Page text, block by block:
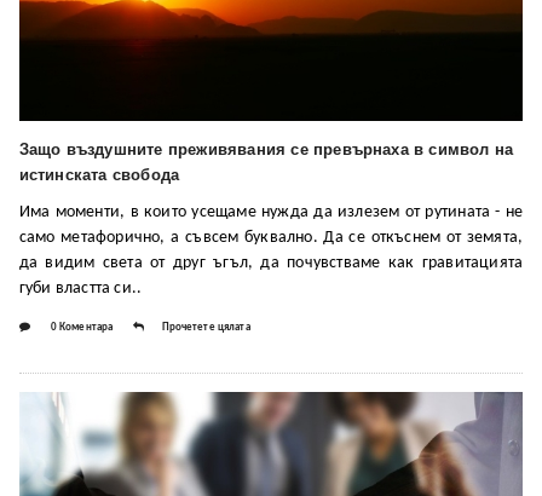
Защо въздушните преживявания се превърнаха в символ на
истинската свобода
Има моменти, в които усещаме нужда да излезем от рутината - не
само метафорично, а съвсем буквално. Да се откъснем от земята,
да видим света от друг ъгъл, да почувстваме как гравитацията
губи властта си..
0 Коментара Прочетете цялата